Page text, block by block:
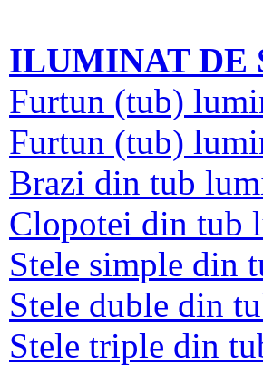
ILUMINAT DE
Furtun (tub)
Furtun (tub)
Brazi din tub
Clopotei din tub
Stele simple din
Stele duble din
Stele triple din